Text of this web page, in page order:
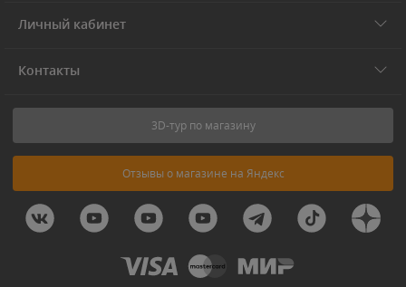
Личный кабинет
Контакты
3D-тур по магазину
Отзывы о магазине на Яндекс